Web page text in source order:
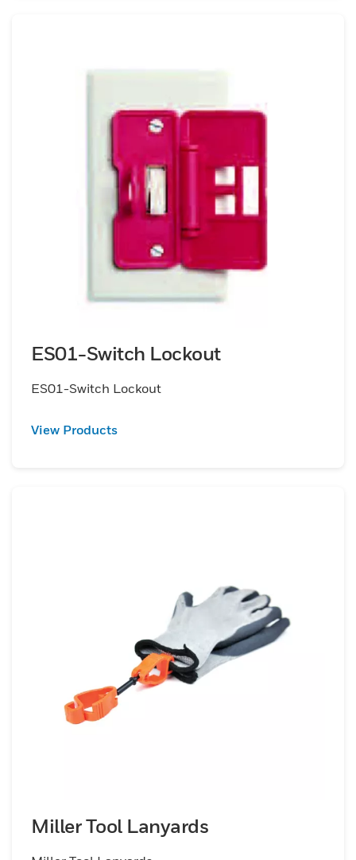
ES01-Switch Lockout
ES01-Switch Lockout
View Products
Miller Tool Lanyards